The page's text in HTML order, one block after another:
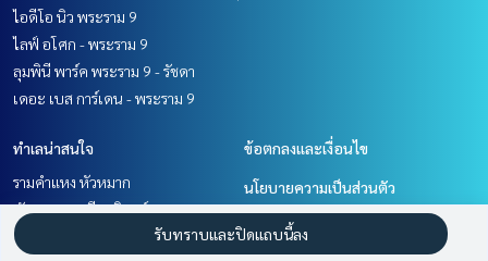
ไอดีโอ นิว พระราม 9
ไลฟ์ อโศก - พระราม 9
ลุมพินี พาร์ค พระราม 9 - รัชดา
เดอะ เบส การ์เดน - พระราม 9
ทำเลน่าสนใจ
รามคำแหง หัวหมาก
พัฒนาการ ศรีนครินทร์
พระราม 9 เพชรบุรีตัดใหม่ RCA
ข้อตกลงและเงื่อนไข
นโยบายความเป็นส่วนตัว
เกี่ยวกับเรา
รับทราบและปิดแถบนี้ลง